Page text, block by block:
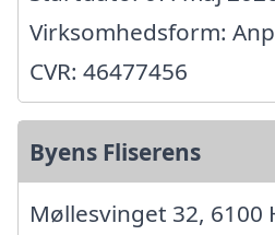
Virksomhedsform:
CVR: 46477456
Byens Fliserens
Møllesvinget 32, 6100